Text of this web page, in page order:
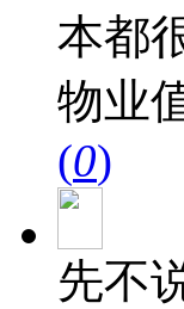
本都
物业
(0)
先不